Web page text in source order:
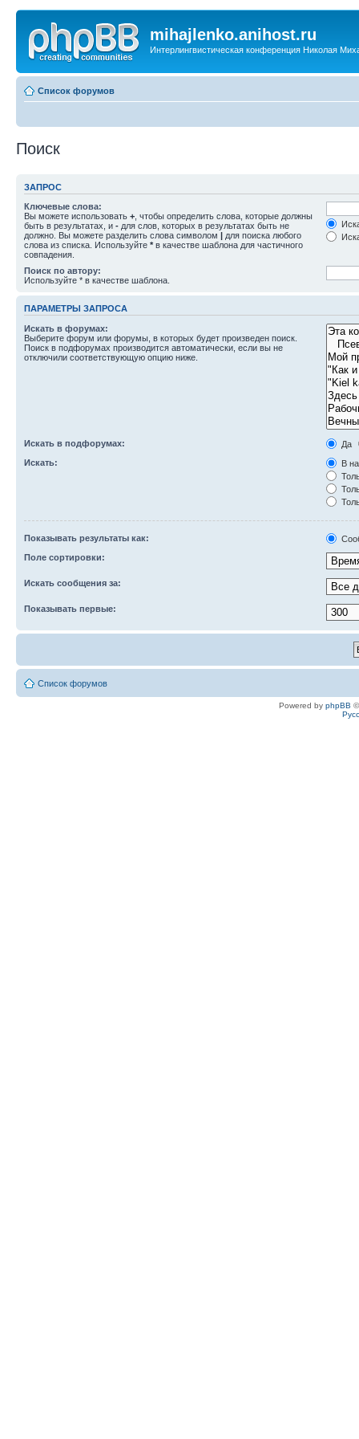
mihajlenko.anihost.ru
Интерлингвистическая конференция Николая
Список форумов
Поиск
ЗАПРОС
Ключевые слова:
Вы можете использовать + , чтобы определить слова, которые должны
быть в результатах, и - для слов, которых в результатах быть не
должно. Вы можете разделить слова символом | для поиска любого
слова из списка. Используйте * в качестве шаблона для частичного
совпадения.
Поиск по автору:
Используйте * в качестве шаблона.
ПАРАМЕТРЫ ЗАПРОСА
Искать в форумах:
Выберите форум или форумы, в которых будет произведен поиск.
Поиск в подфорумах производится автоматически, если вы не
отключили соответствующую опцию ниже.
Искать в подфорумах:
Да
Искать:
В
Показывать результаты как:
Поле сортировки:
Искать сообщения за:
Показывать первые:
Список форумов
Powered by phpBB